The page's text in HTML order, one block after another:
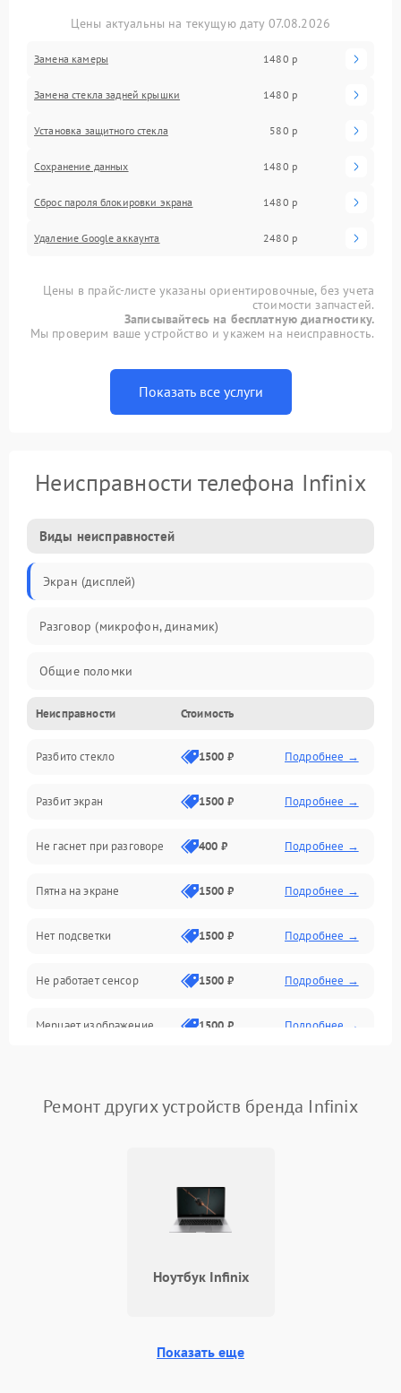
Цены актуальны на текущую дату 07.08.2026
Замена камеры 1480 р
Замена стекла задней крышки 1480 р
Установка защитного стекла 580 р
Сохранение данных 1480 р
Сброс пароля блокировки экрана 1480 р
Удаление Google аккаунта 2480 р
Цены в прайс-листе указаны ориентировочные, без учета
стоимости запчастей.
Записывайтесь на бесплатную диагностику.
Мы проверим ваше устройство и укажем на неисправность.
Показать все услуги
Неисправности телефона Infinix
Виды неисправностей
Экран (дисплей)
Разговор (микрофон, динамик)
Общие поломки
Проблемы связи
Камеры
Проблемы с дисплеем и сенсором
Зарядка
Проблемы с питанием, зарядкой и аккумулятором
Проблемы с работой системы, корпусом и другие
Неисправности Стоимость
Разбито стекло 1500 ₽ Подробнее →
Разбит экран 1500 ₽ Подробнее →
Не гаснет при разговоре 400 ₽ Подробнее →
Пятна на экране 1500 ₽ Подробнее →
Нет подсветки 1500 ₽ Подробнее →
Не работает сенсор 1500 ₽ Подробнее →
Мерцает изображение 1500 ₽ Подробнее →
Не работает Face ID 4000 ₽ Подробнее →
Ремонт других устройств бренда Infinix
Ноутбук Infinix
Показать еще